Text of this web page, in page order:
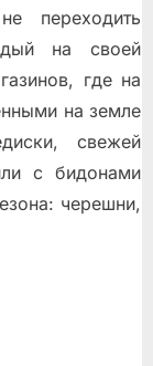
переходить
на своей
где на
на земле
свежей
с бидонами
черешни,